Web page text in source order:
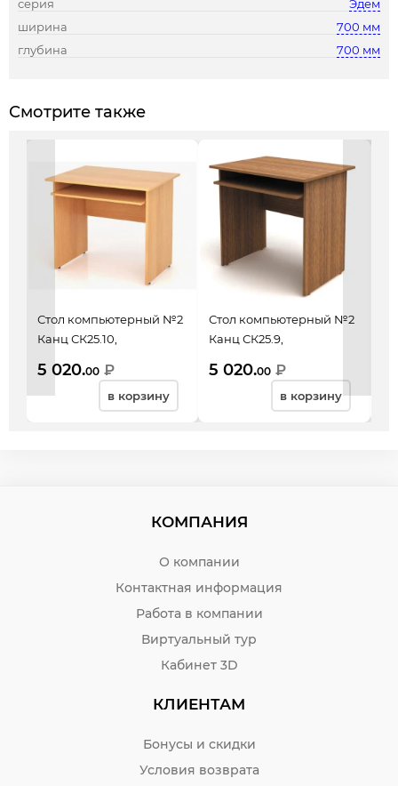
серия
Эдем
ширина
700 мм
глубина
700 мм
Смотрите также
Стол компьютерный №2
Канц СК25.10,
невский
5 020.00 ₽
в корзину
Стол компьютерный №2
Канц СК25.9,
пирамидальный
5 020.00 ₽
в корзину
КОМПАНИЯ
О компании
Контактная информация
Работа в компании
Виртуальный тур
Кабинет 3D
КЛИЕНТАМ
Бонусы и скидки
Условия возврата